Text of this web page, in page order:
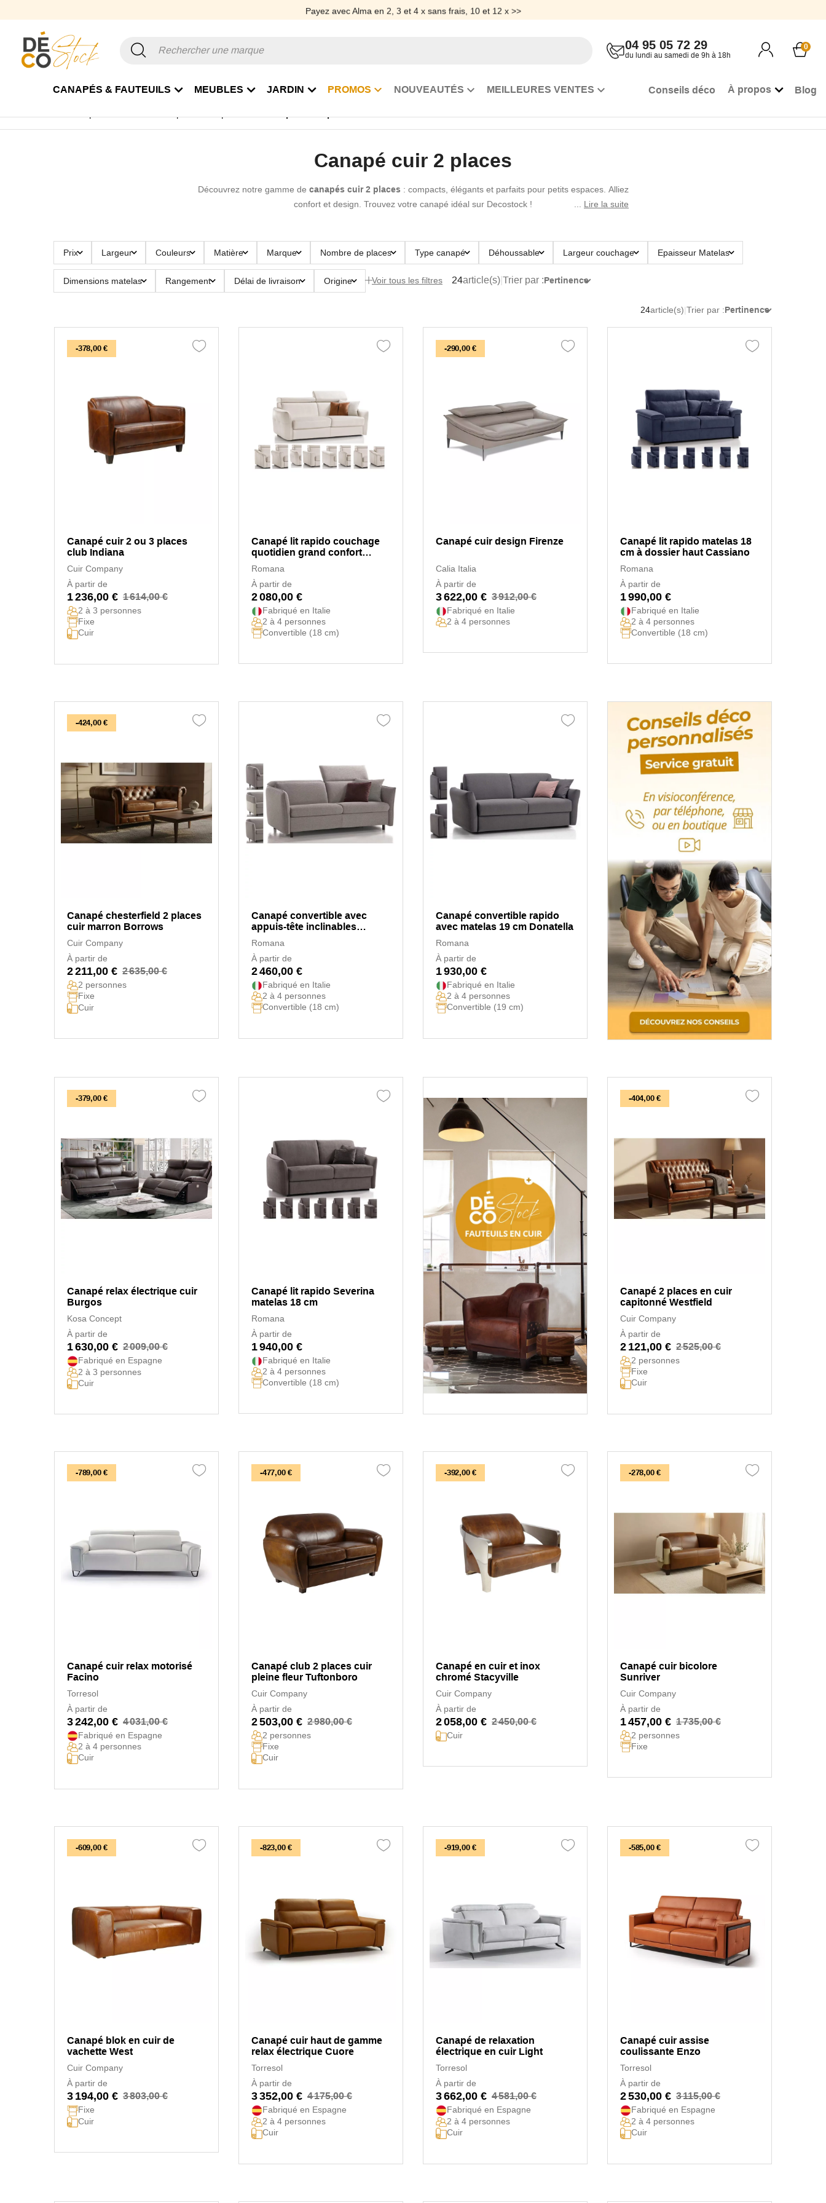
Payez avec Alma en 2, 3 et 4 x sans frais, 10 et 12 x >>
CANAPÉS & FAUTEUILS MEUBLES JARDIN PROMOS NOUVEAUTÉS MEILLEURES VENTES Conseils déco À propos Blog
04 95 05 72 29
du lundi au samedi de 9h à 18h
0
Canapé cuir 2 places
Découvrez notre gamme de canapés cuir 2 places : compacts, élégants et parfaits pour petits espaces. Alliez
confort et design. Trouvez votre canapé idéal sur Decostock !
Lire la suite
Prix Largeur Couleurs Matière Marque Nombre de places Type canapé Déhoussable Largeur couchage Epaisseur Matelas
Dimensions matelas Rangement Délai de livraison Origine Voir tous les filtres 24article(s) Trier par :Pertinence
24article(s)|Trier par :Pertinence
-378,00 €
Canapé cuir 2 ou 3 places
club Indiana
Cuir Company
À partir de
1 236,00 € 1 614,00 €
2 à 3 personnes
Fixe
Cuir
Canapé lit rapido couchage
quotidien grand confort
Polidoro
Romana
À partir de
2 080,00 €
Fabriqué en Italie
2 à 4 personnes
Convertible (18 cm)
-290,00 €
Canapé cuir design Firenze
Calia Italia
À partir de
3 622,00 € 3 912,00 €
Fabriqué en Italie
2 à 4 personnes
Canapé lit rapido matelas 18
cm à dossier haut Cassiano
Romana
À partir de
1 990,00 €
Fabriqué en Italie
2 à 4 personnes
Convertible (18 cm)
-424,00 €
Canapé chesterfield 2 places
cuir marron Borrows
Cuir Company
À partir de
2 211,00 € 2 635,00 €
2 personnes
Fixe
Cuir
Canapé convertible avec
appuis-tête inclinables
Allegra
Romana
À partir de
2 460,00 €
Fabriqué en Italie
2 à 4 personnes
Convertible (18 cm)
Canapé convertible rapido
avec matelas 19 cm Donatella
Romana
À partir de
1 930,00 €
Fabriqué en Italie
2 à 4 personnes
Convertible (19 cm)
-379,00 €
Canapé relax électrique cuir
Burgos
Kosa Concept
À partir de
1 630,00 € 2 009,00 €
Fabriqué en Espagne
2 à 3 personnes
Cuir
Canapé lit rapido Severina
matelas 18 cm
Romana
À partir de
1 940,00 €
Fabriqué en Italie
2 à 4 personnes
Convertible (18 cm)
-404,00 €
Canapé 2 places en cuir
capitonné Westfield
Cuir Company
À partir de
2 121,00 € 2 525,00 €
2 personnes
Fixe
Cuir
-789,00 €
Canapé cuir relax motorisé
Facino
Torresol
À partir de
3 242,00 € 4 031,00 €
Fabriqué en Espagne
2 à 4 personnes
Cuir
-477,00 €
Canapé club 2 places cuir
pleine fleur Tuftonboro
Cuir Company
À partir de
2 503,00 € 2 980,00 €
2 personnes
Fixe
Cuir
-392,00 €
Canapé en cuir et inox
chromé Stacyville
Cuir Company
À partir de
2 058,00 € 2 450,00 €
Cuir
-278,00 €
Canapé cuir bicolore
Sunriver
Cuir Company
À partir de
1 457,00 € 1 735,00 €
2 personnes
Fixe
-609,00 €
Canapé blok en cuir de
vachette West
Cuir Company
À partir de
3 194,00 € 3 803,00 €
Fixe
Cuir
-823,00 €
Canapé cuir haut de gamme
relax électrique Cuore
Torresol
À partir de
3 352,00 € 4 175,00 €
Fabriqué en Espagne
2 à 4 personnes
Cuir
-919,00 €
Canapé de relaxation
électrique en cuir Light
Torresol
À partir de
3 662,00 € 4 581,00 €
Fabriqué en Espagne
2 à 4 personnes
Cuir
-585,00 €
Canapé cuir assise
coulissante Enzo
Torresol
À partir de
2 530,00 € 3 115,00 €
Fabriqué en Espagne
2 à 4 personnes
Cuir